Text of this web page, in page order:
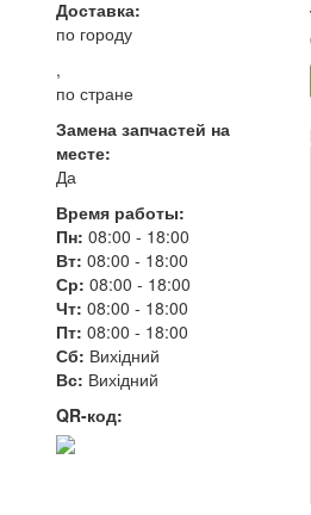
Доставка:
по городу
,
по стране
Замена запчастей на
месте:
Да
Время работы:
Пн: 08:00 - 18:00
Вт: 08:00 - 18:00
Ср: 08:00 - 18:00
Чт: 08:00 - 18:00
Пт: 08:00 - 18:00
Сб: Вихідний
Вс: Вихідний
QR-код: